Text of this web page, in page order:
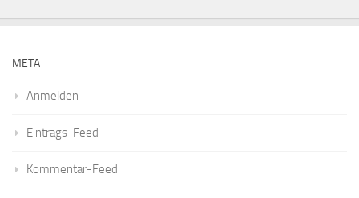
META
Anmelden
Eintrags-Feed
Kommentar-Feed